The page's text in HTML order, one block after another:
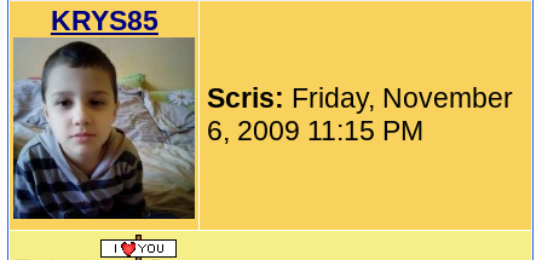
KRYS85
Scris: Friday, November
6, 2009 11:15 PM